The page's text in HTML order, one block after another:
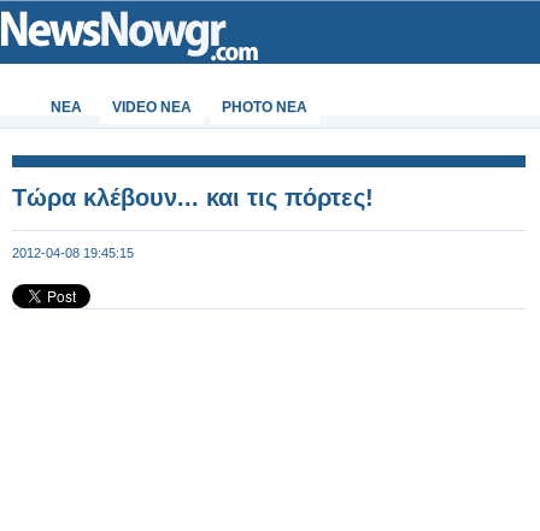
ΝΕΑ VIDEO NEA PHOTO NEA
Τώρα κλέβουν... και τις πόρτες!
2012-04-08 19:45:15